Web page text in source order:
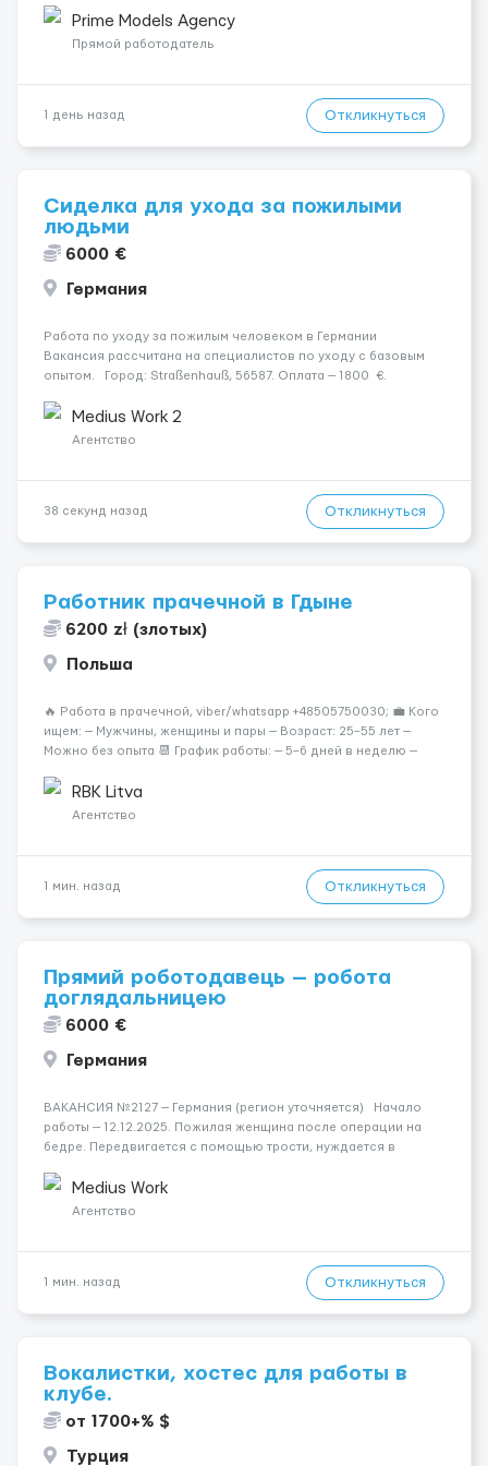
конфіденційність і професійну підтримку. Працюємо офіційно,
поважаємо особ...
Prime Models Agency
Прямой работодатель
1 день назад Откликнуться
Сиделка для ухода за пожилыми
людьми
6000 €
Германия
Работа по уходу за пожилым человеком в Германии
Вакансия рассчитана на специалистов по уходу с базовым
опытом. Город: Straßenhauß, 56587. Оплата — 1800 €.
в ясному розумі. Мобильн...
Medius Work 2
Агентство
38 секунд назад Откликнуться
Работник прачечной в Гдыне
6200 zł (злотых)
Польша
🔥 Работа в прачечной, viber/whatsapp +48505750030; 💼 Кого
ищем: — Мужчины, женщины и пары — Возраст: 25–55 лет —
Можно без опыта 📆 График работы: — 5–6 дней в неделю —
18:0...RBK Litva
Агентство
1 мин. назад Откликнуться
Прямий роботодавець — робота
доглядальницею
6000 €
Германия
ВАКАНСИЯ №2127 — Германия (регион уточняется) Начало
работы — 12.12.2025. Пожилая женщина после операции на
бедре. Передвигается с помощью трости, нуждается в
спокойно. Подойдёт кандидат со средним немецким...
Medius Work
Агентство
1 мин. назад Откликнуться
Вокалистки, хостес для работы в
клубе.
от 1700+% $
Турция